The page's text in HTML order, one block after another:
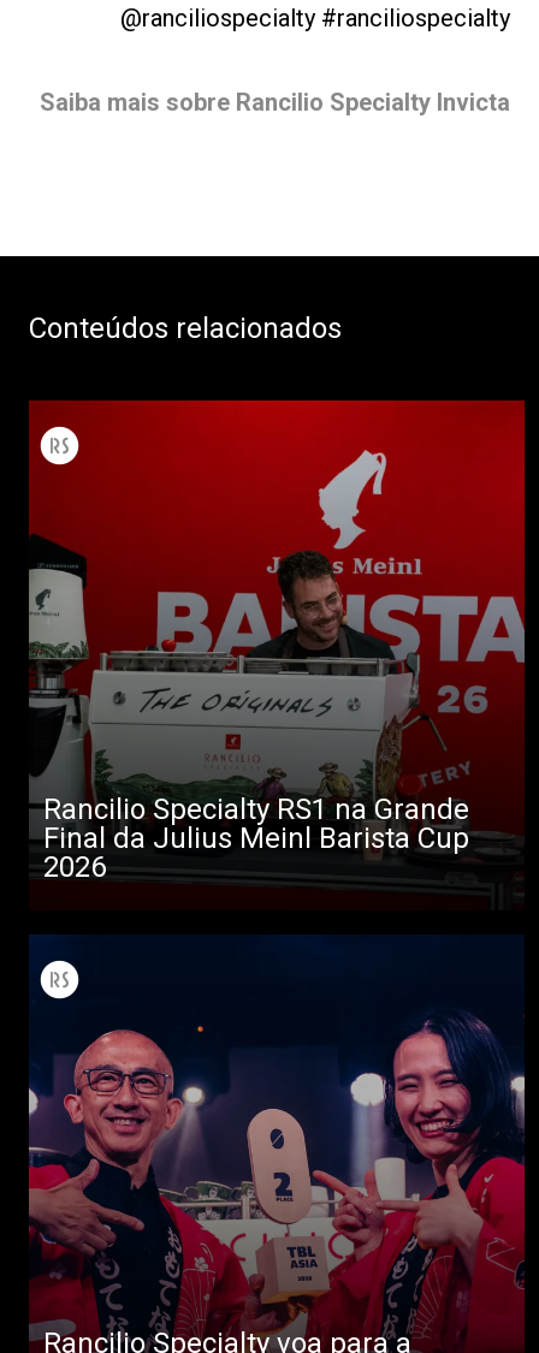
@ranciliospecialty #ranciliospecialty
Saiba mais sobre Rancilio Specialty Invicta
Conteúdos relacionados
Rancilio Specialty RS1 na Grande
Final da Julius Meinl Barista Cup
2026
Rancilio Specialty voa para a